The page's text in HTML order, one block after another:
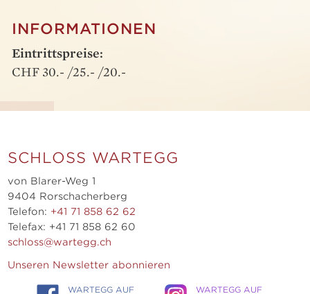
INFORMATIONEN
Eintrittspreise:
CHF 30.- /25.- /20.-
SCHLOSS WARTEGG
von Blarer-Weg 1
9404 Rorschacherberg
Telefon: +41 71 858 62 62
Telefax: +41 71 858 62 60
schloss@wartegg.ch
Unseren Newsletter abonnieren
WARTEGG AUF WARTEGG AUF